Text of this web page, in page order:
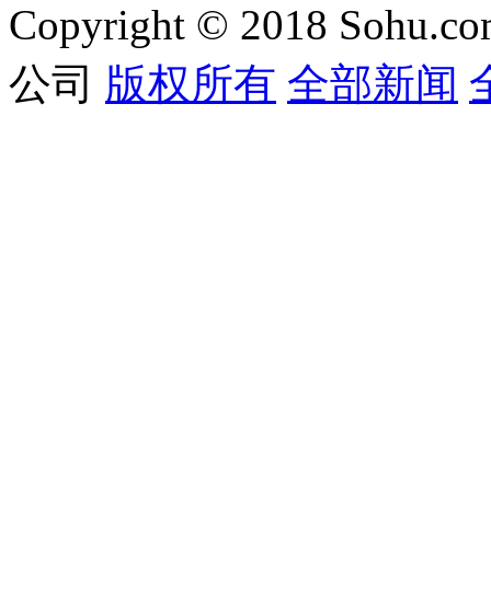
Copyright © 2018
公司 版权所有 全部新闻